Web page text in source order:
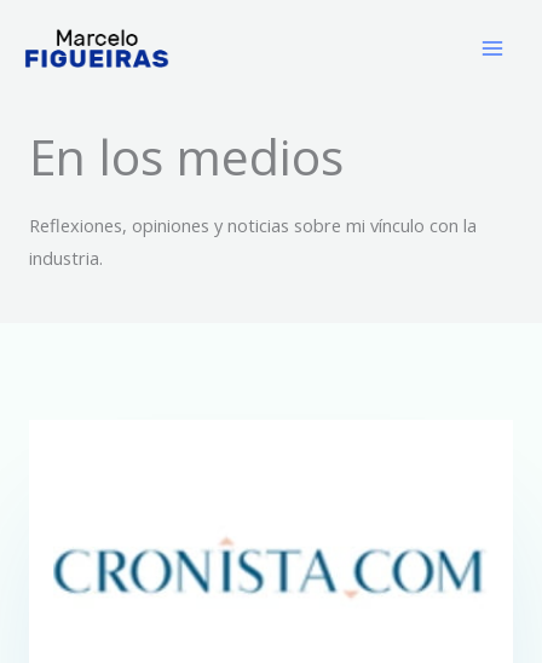
En los medios
Reflexiones, opiniones y noticias sobre mi vínculo con la
industria.